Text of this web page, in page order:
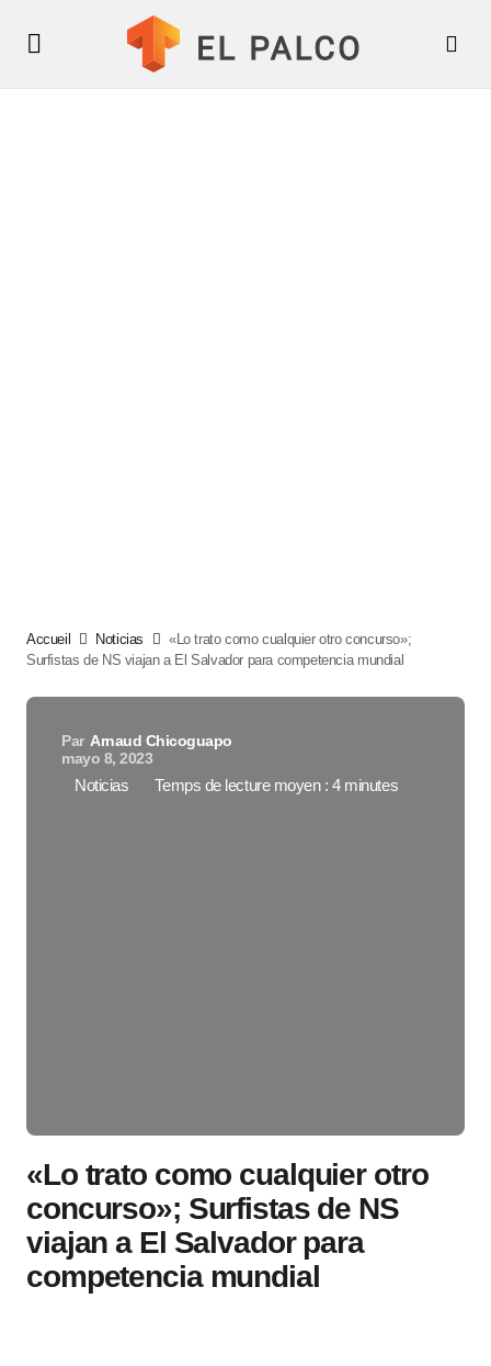
Accueil Noticias
«Lo trato como cualquier otro concurso»;
Surfistas de NS viajan a El Salvador para competencia mundial
Par Arnaud Chicoguapo
mayo 8, 2023
Noticias Temps de lecture moyen : 4 minutes
«Lo trato como cualquier otro
concurso»; Surfistas de NS
viajan a El Salvador para
competencia mundial